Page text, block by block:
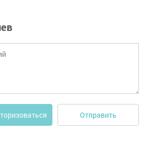
Отправить